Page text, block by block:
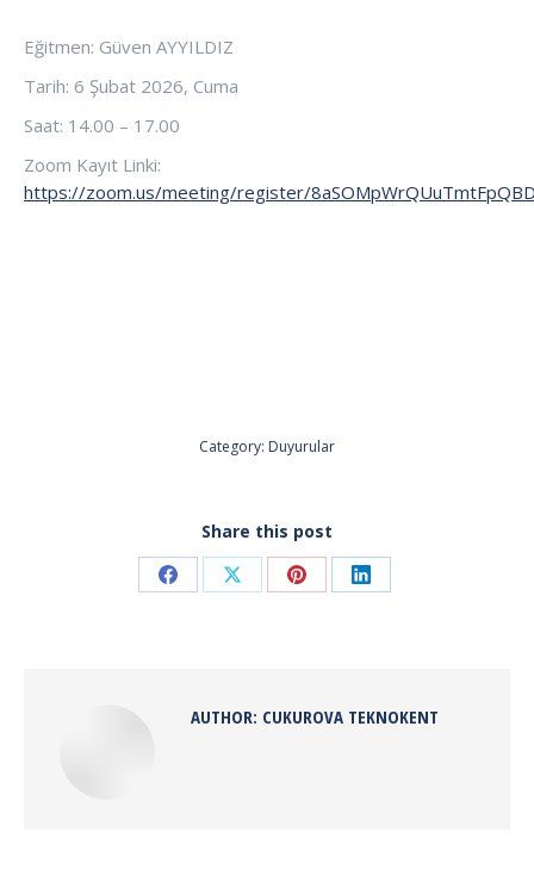
Eğitmen: Güven AYYILDIZ
Tarih: 6 Şubat 2026, Cuma
Saat: 14.00 – 17.00
Zoom Kayıt Linki:
https://zoom.us/meeting/register/
Category: Duyurular
Share this post
Share Share Share Share
AUTHOR: CUKUROVA TEKNOKENT